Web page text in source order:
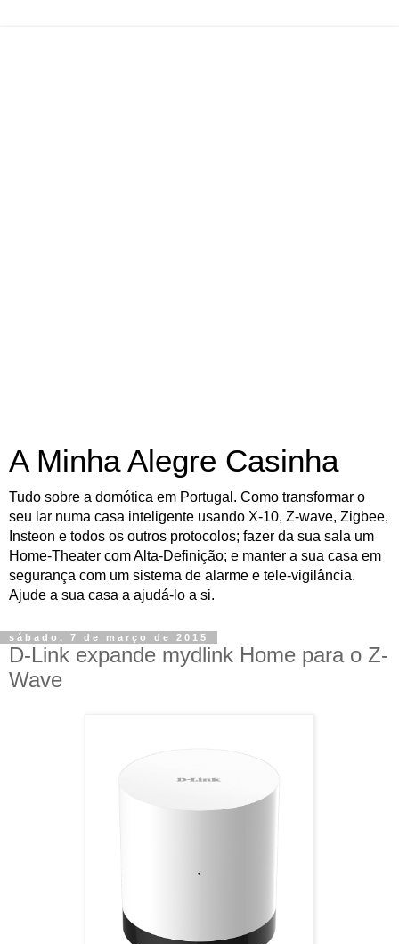
A Minha Alegre Casinha
Tudo sobre a domótica em Portugal. Como transformar o
seu lar numa casa inteligente usando X-10, Z-wave, Zigbee,
Insteon e todos os outros protocolos; fazer da sua sala um
Home-Theater com Alta-Definição; e manter a sua casa em
segurança com um sistema de alarme e tele-vigilância.
Ajude a sua casa a ajudá-lo a si.
sábado, 7 de março de 2015
D-Link expande mydlink Home para o Z-
Wave